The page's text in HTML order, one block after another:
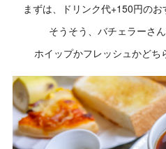
まずは、ドリンク代+150円のお
そうそう、バチェラーさ
ホイップかフレッシュかどち